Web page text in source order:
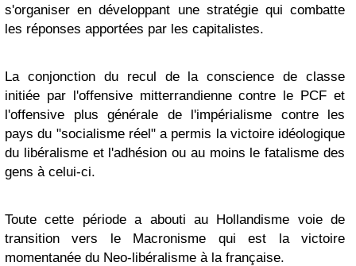
s'organiser en développant une stratégie qui combatte
les réponses apportées par les capitalistes.
La conjonction du recul de la conscience de classe
initiée par l'offensive mitterrandienne contre le PCF et
l'offensive plus générale de l'impérialisme contre les
pays du "socialisme réel" a permis la victoire idéologique
du libéralisme et l'adhésion ou au moins le fatalisme des
gens à celui-ci.
Toute cette période a abouti au Hollandisme voie de
transition vers le Macronisme qui est la victoire
momentanée du Neo-libéralisme à la française.